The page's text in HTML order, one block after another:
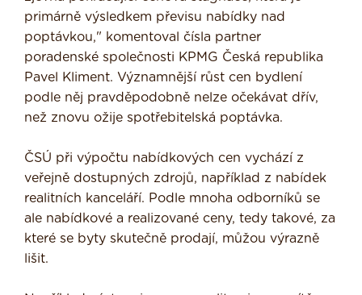
primárně výsledkem převisu nabídky nad
poptávkou," komentoval čísla partner
poradenské společnosti KPMG Česká republika
Pavel Kliment. Významnější růst cen bydlení
podle něj pravděpodobně nelze očekávat dřív,
než znovu ožije spotřebitelská poptávka.
ČSÚ při výpočtu nabídkových cen vychází z
veřejně dostupných zdrojů, například z nabídek
realitních kanceláří. Podle mnoha odborníků se
ale nabídkové a realizované ceny, tedy takové, za
které se byty skutečně prodají, můžou výrazně
lišit.